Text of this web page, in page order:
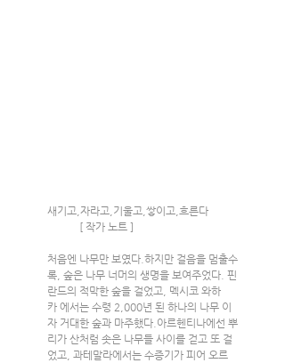
새기고,자라고,기울고,쌓이고,흐른다
[ 작가 노트 ]
처음엔 나무만 보였다.하지만 걸음을 멈출수
록, 숲은 나무 너머의 생명을 보여주었다. 핀
란드의 적막한 숲을 걸었고, 멕시코 와하
카 에서는 수령 2,000년 된 하나의 나무 이
자 거대한 숲과 마주했다.아르헨티나에선 뿌
리가 산처럼 솟은 나무들 사이를 걷고 또 걸
었고, 과테말라에서는 수증기가 피어 오르